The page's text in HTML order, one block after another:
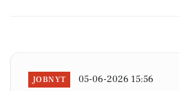
JOBNYT 05-06-2026 15:56